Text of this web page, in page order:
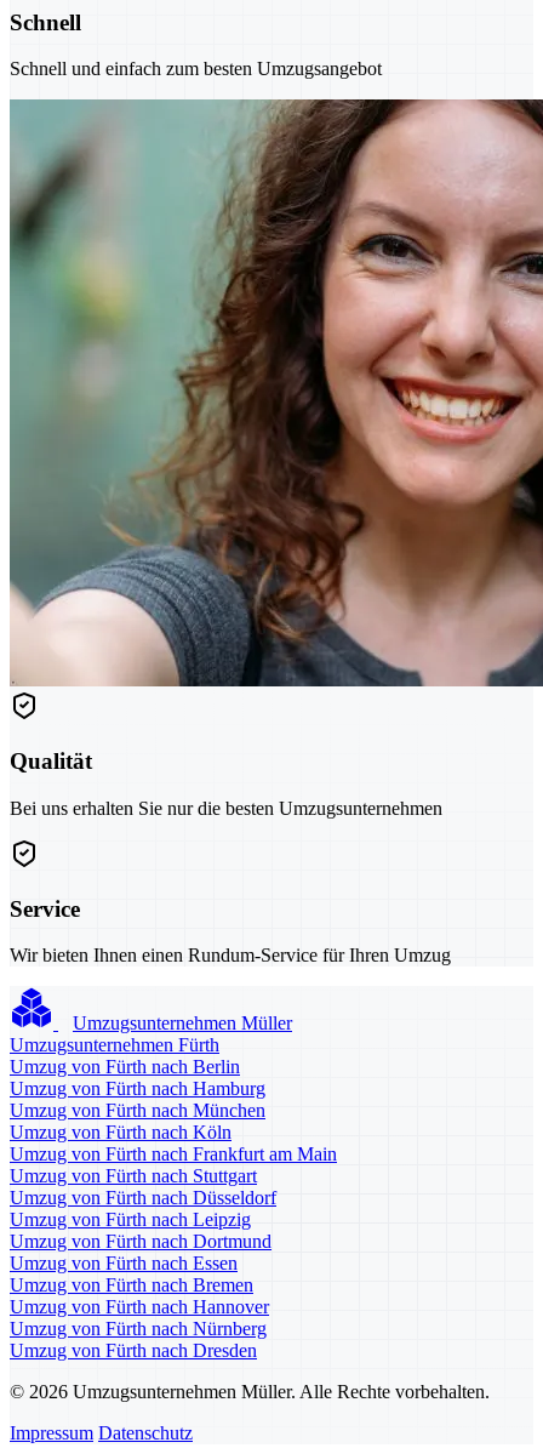
Schnell
Schnell und einfach zum besten Umzugsangebot
Qualität
Bei uns erhalten Sie nur die besten Umzugsunternehmen
Service
Wir bieten Ihnen einen Rundum-Service für Ihren Umzug
Umzugsunternehmen Müller
Umzugsunternehmen Fürth
Umzug von Fürth nach Berlin
Umzug von Fürth nach Hamburg
Umzug von Fürth nach München
Umzug von Fürth nach Köln
Umzug von Fürth nach Frankfurt am Main
Umzug von Fürth nach Stuttgart
Umzug von Fürth nach Düsseldorf
Umzug von Fürth nach Leipzig
Umzug von Fürth nach Dortmund
Umzug von Fürth nach Essen
Umzug von Fürth nach Bremen
Umzug von Fürth nach Hannover
Umzug von Fürth nach Nürnberg
Umzug von Fürth nach Dresden
© 2026 Umzugsunternehmen Müller. Alle Rechte vorbehalten.
Impressum Datenschutz